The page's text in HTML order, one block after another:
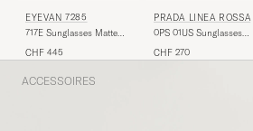
EYEVAN 7285
717E Sunglasses Matte
CHF 445
PRADA LINEA ROSSA
0PS 01US Sunglasses
CHF 270
ACCESSOIRES